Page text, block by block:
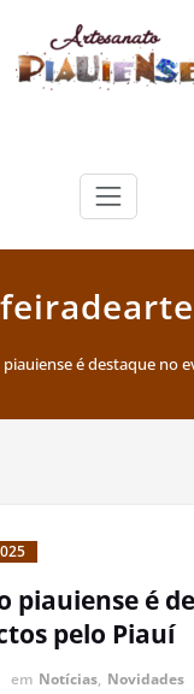
Piauiense
é destaque no
piauiense é
pelo Piauí
em Notícias, Novidades